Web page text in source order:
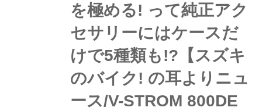
を極める! って純正アク
セサリーにはケースだ
けで5種類も!?【スズキ
のバイク! の耳よりニュ
ース/V-STROM 800DE